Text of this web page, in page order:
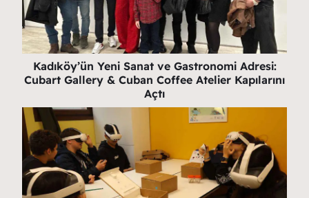
Kadıköy’ün Yeni Sanat ve Gastronomi Adresi:
Cubart Gallery & Cuban Coffee Atelier Kapılarını
Açtı